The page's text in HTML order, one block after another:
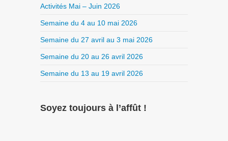
Activités Mai – Juin 2026
Semaine du 4 au 10 mai 2026
Semaine du 27 avril au 3 mai 2026
Semaine du 20 au 26 avril 2026
Semaine du 13 au 19 avril 2026
Soyez toujours à l’affût !